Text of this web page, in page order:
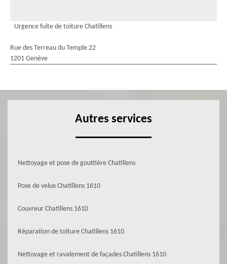
Urgence fuite de toiture Chatillens
Rue des Terreau du Temple 22
1201 Genève
Autres services
Nettoyage et pose de gouttière Chatillens
Pose de velux Chatillens 1610
Couvreur Chatillens 1610
Réparation de toiture Chatillens 1610
Nettoyage et ravalement de façades Chatillens 1610